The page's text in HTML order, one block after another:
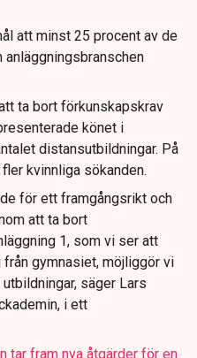
att minst 25 procent av de
ta bort förkunskapskrav
könet i
distansutbildningar. På
kvinnliga sökanden.
för ett framgångsrikt och
att ta bort
1, som vi ser att
gymnasiet, möjliggör vi
säger Lars
i ett
tar fram nya åtgärder för en